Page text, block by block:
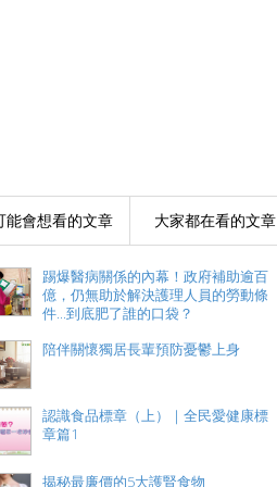
能會想看的文章 大家都在看的文章
踢爆醫病關係的內幕！政府補助逾百
億，仍無助於解決護理人員的勞動條
件...到底肥了誰的口袋？
陪伴關懷獨居長輩預防憂鬱上身
認識食品標章（上）｜全民愛健康標
章篇1
揭秘最廉價的5大護腎食物